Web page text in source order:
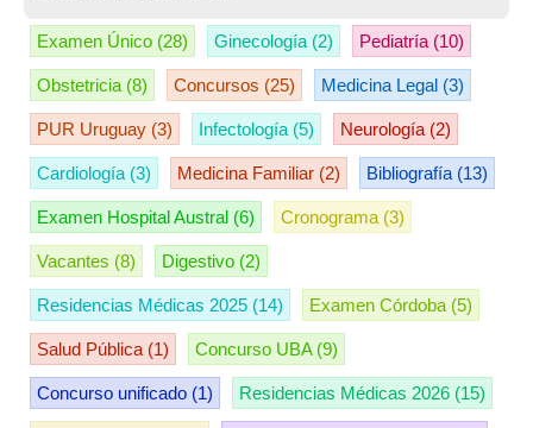
Examen Único (28) Ginecología (2) Pediatría (10)
Obstetricia (8) Concursos (25) Medicina Legal (3)
PUR Uruguay (3) Infectología (5) Neurología (2)
Cardiología (3) Medicina Familiar (2) Bibliografía (13)
Examen Hospital Austral (6) Cronograma (3)
Vacantes (8) Digestivo (2)
Residencias Médicas 2025 (14) Examen Córdoba (5)
Salud Pública (1) Concurso UBA (9)
Concurso unificado (1) Residencias Médicas 2026 (15)